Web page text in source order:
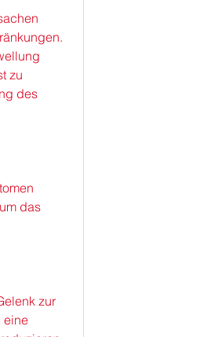
zu
des
das
zur
eine